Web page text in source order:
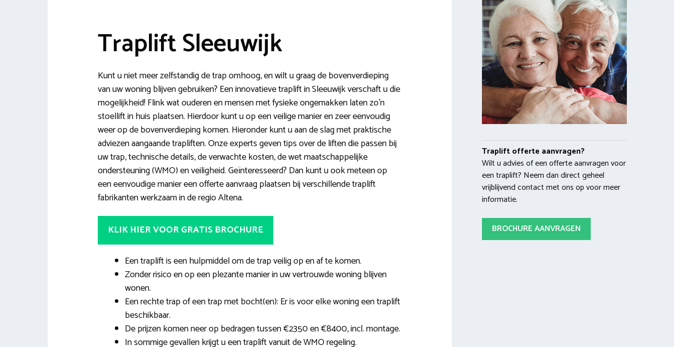
Traplift Sleeuwijk
Kunt u niet meer zelfstandig de trap omhoog, en wilt u graag de bovenverdieping
van uw woning blijven gebruiken? Een innovatieve traplift in Sleeuwijk verschaft u die
mogelijkheid! Flink wat ouderen en mensen met fysieke ongemakken laten zo’n
stoellift in huis plaatsen. Hierdoor kunt u op een veilige manier en zeer eenvoudig
weer op de bovenverdieping komen. Hieronder kunt u aan de slag met praktische
adviezen aangaande trapliften. Onze experts geven tips over de liften die passen bij
uw trap, technische details, de verwachte kosten, de wet maatschappelijke
ondersteuning (WMO) en veiligheid. Geïnteresseerd? Dan kunt u ook meteen op
een eenvoudige manier een offerte aanvraag plaatsen bij verschillende traplift
fabrikanten werkzaam in de regio Altena.
KLIK HIER VOOR GRATIS BROCHURE
Een traplift is een hulpmiddel om de trap veilig op en af te komen.
Zonder risico en op een plezante manier in uw vertrouwde woning blijven
wonen.
Een rechte trap of een trap met bocht(en): Er is voor elke woning een traplift
beschikbaar.
De prijzen komen neer op bedragen tussen €2350 en €8400, incl. montage.
In sommige gevallen krijgt u een traplift vanuit de WMO regeling.
Traplift offerte aanvragen?
Wilt u advies of een offerte aanvragen voor
een traplift? Neem dan direct geheel
vrijblijvend contact met ons op voor meer
informatie.
BROCHURE AANVRAGEN